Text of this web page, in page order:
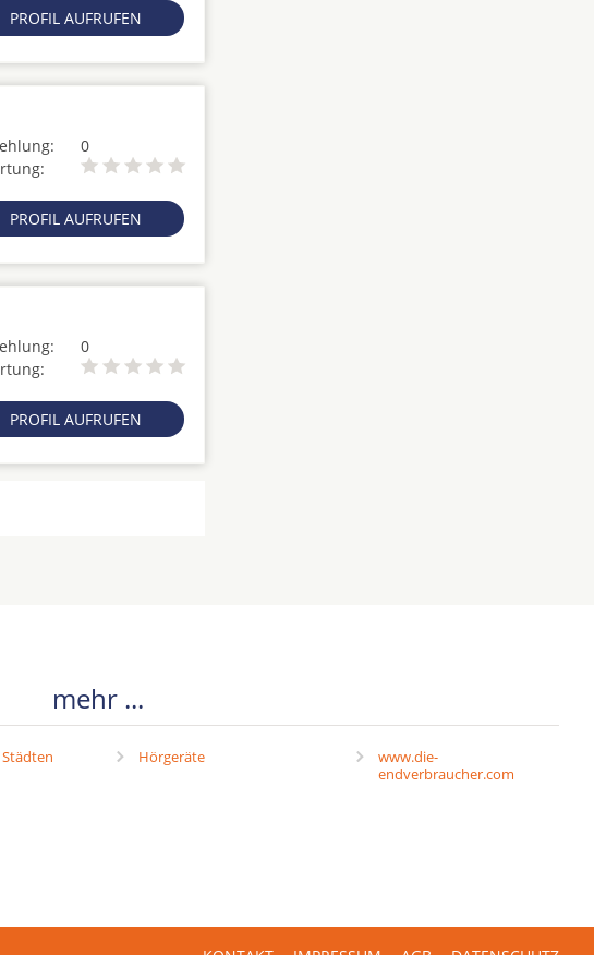
PROFIL AUFRUFEN
0
PROFIL AUFRUFEN
0
PROFIL AUFRUFEN
mehr ...
Hörgeräte
www.die-
endverbraucher.com